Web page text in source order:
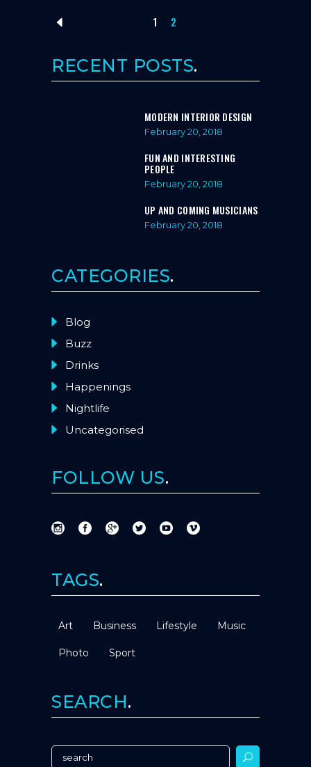
1 2
RECENT POSTS
MODERN INTERIOR DESIGN
February 20, 2018
FUN AND INTERESTING
PEOPLE
February 20, 2018
UP AND COMING MUSICIANS
February 20, 2018
CATEGORIES
Blog
Buzz
Drinks
Happenings
Nightlife
Uncategorised
FOLLOW US
TAGS
Art Business Lifestyle Music
Photo Sport
SEARCH
Search